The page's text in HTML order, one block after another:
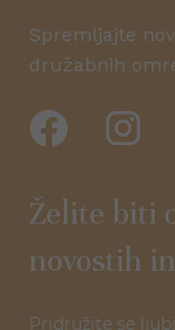
Spremljajte
družabnih
Želite biti
novostih
Pridružite se